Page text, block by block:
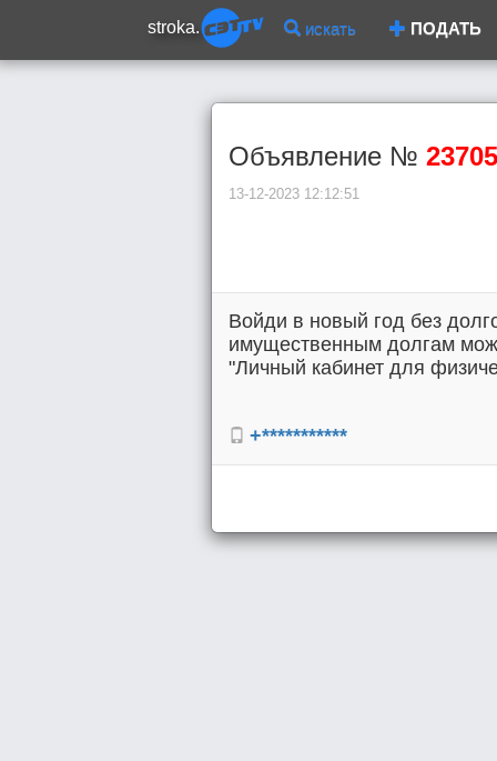
stroka. искать ПОДАТЬ
Объявление № 23705
13-12-2023 12:12:51
Войди в новый год без
имущественным долгам
"Личный кабинет для
+***********